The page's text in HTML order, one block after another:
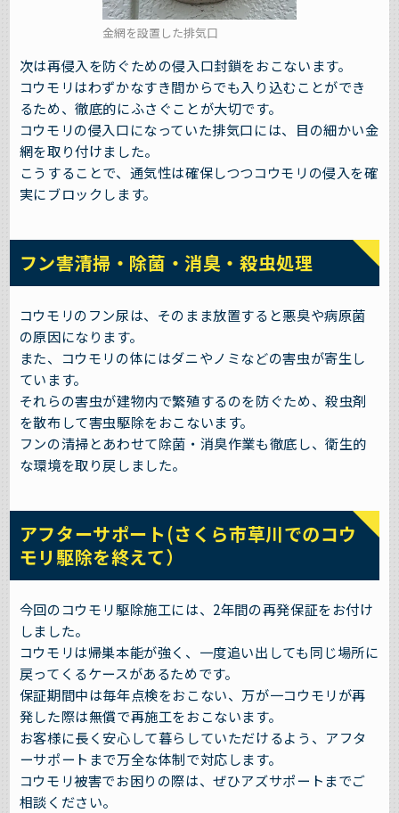
金網を設置した排気口
次は再侵入を防ぐための侵入口封鎖をおこないます。
コウモリはわずかなすき間からでも入り込むことができ
るため、徹底的にふさぐことが大切です。
コウモリの侵入口になっていた排気口には、目の細かい金
網を取り付けました。
こうすることで、通気性は確保しつつコウモリの侵入を確
実にブロックします。
フン害清掃・除菌・消臭・殺虫処理
コウモリのフン尿は、そのまま放置すると悪臭や病原菌
の原因になります。
また、コウモリの体にはダニやノミなどの害虫が寄生し
ています。
それらの害虫が建物内で繁殖するのを防ぐため、殺虫剤
を散布して害虫駆除をおこないます。
フンの清掃とあわせて除菌・消臭作業も徹底し、衛生的
な環境を取り戻しました。
アフターサポート(さくら市草川でのコウ
モリ駆除を終えて）
今回のコウモリ駆除施工には、2年間の再発保証をお付け
しました。
コウモリは帰巣本能が強く、一度追い出しても同じ場所に
戻ってくるケースがあるためです。
保証期間中は毎年点検をおこない、万が一コウモリが再
発した際は無償で再施工をおこないます。
お客様に長く安心して暮らしていただけるよう、アフタ
ーサポートまで万全な体制で対応します。
コウモリ被害でお困りの際は、ぜひアズサポートまでご
相談ください。